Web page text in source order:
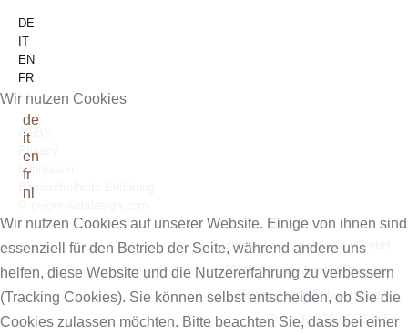
DE
IT
EN
FR
NL
AGB's
Privacy
Impressum
Barrierefreiheits-Erklärung
Südtiroler Landhausdielen vGmbH
39015 St. Leonhard in Passeier
Gewerbezone Schweinsteg 5
Tel. +39 339 46 96 145
Wir nutzen Cookies
de
it
en
fr
nl
Wir nutzen Cookies auf unserer Website. Einige von ihnen sind
essenziell für den Betrieb der Seite, während andere uns
helfen, diese Website und die Nutzererfahrung zu verbessern
(Tracking Cookies). Sie können selbst entscheiden, ob Sie die
Cookies zulassen möchten. Bitte beachten Sie, dass bei einer